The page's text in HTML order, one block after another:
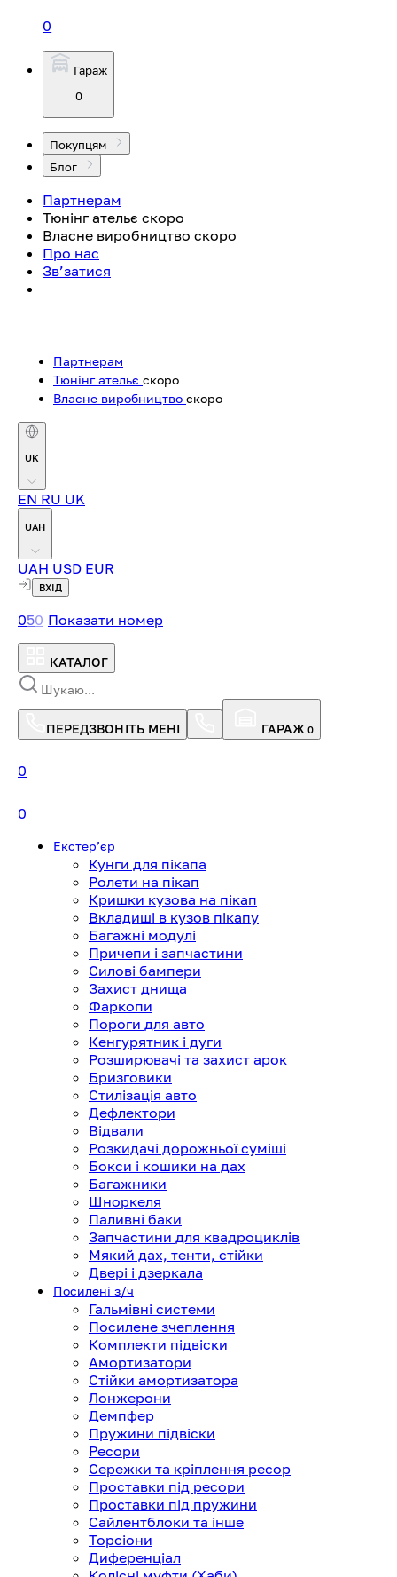
0
Гараж
0
Покупцям
Блог
Партнерам
Тюнінг ательє скоро
Власне виробництво скоро
Про нас
Зв’затися
Партнерам
Тюнінг ательє скоро
Власне виробництво скоро
UK
EN RU UK
UAH
UAH USD EUR
ВХІД
050 Показати номер
КАТАЛОГ
ПЕРЕДЗВОНІТЬ МЕНІ ГАРАЖ 0
0
0
Екстерʼєр
Кунги для пікапа
Ролети на пікап
Кришки кузова на пікап
Вкладиші в кузов пікапу
Багажні модулі
Причепи і запчастини
Силові бампери
Захист днища
Фаркопи
Пороги для авто
Кенгурятник і дуги
Розширювачі та захист арок
Бризговики
Стилізація авто
Дефлектори
Відвали
Розкидачі дорожньої суміші
Бокси і кошики на дах
Багажники
Шноркеля
Паливні баки
Запчастини для квадроциклів
Мякий дах, тенти, стійки
Двері і дзеркала
Посилені з/ч
Гальмівні системи
Посилене зчеплення
Комплекти підвіски
Амортизатори
Стійки амортизатора
Лонжерони
Демпфер
Пружини підвіски
Ресори
Сережки та кріплення ресор
Проставки під ресори
Проставки під пружини
Сайлентблоки та інше
Торсіони
Диференціал